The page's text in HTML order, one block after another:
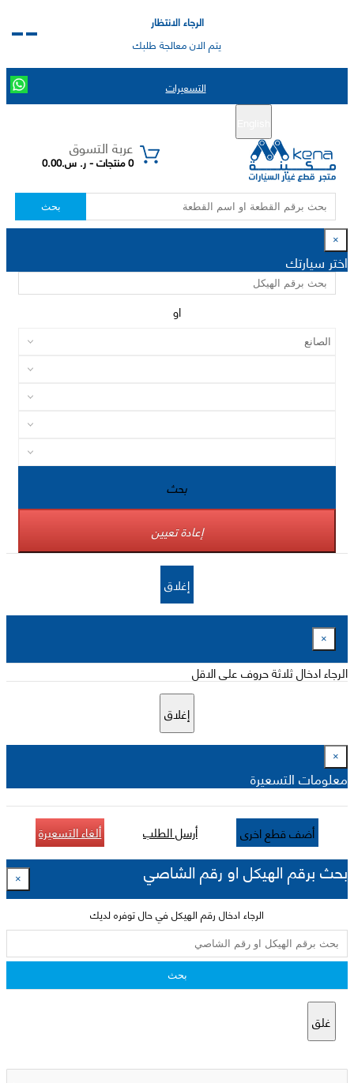
الرجاء الانتظار
يتم الان معالجة طلبك
التسعيرات
عربة التسوق
0 منتجات - ر. س.0.00
بحث
×
اختر سيارتك
او
بحث
إعادة تعيين
إغلاق
×
الرجاء ادخال ثلاثة حروف على الاقل
إغلاق
×
معلومات التسعيرة
أضف قطع اخرى أرسل الطلب ألغاء التسعيرة
بحث برقم الهيكل او رقم الشاصي ×
الرجاء ادخال رقم الهيكل في حال توفره لديك
بحث
غلق